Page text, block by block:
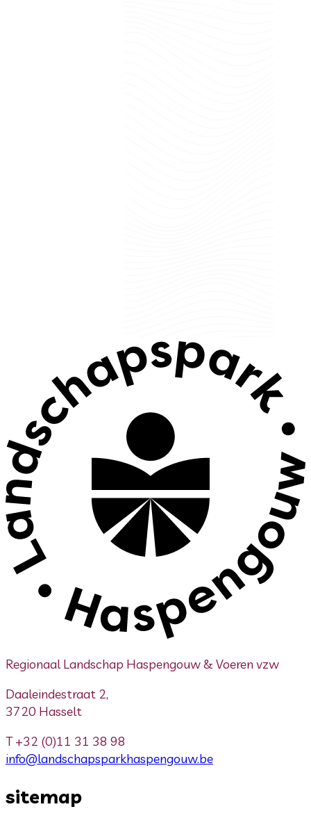
Regionaal Landschap Haspengouw & Voeren vzw
Daaleindestraat 2,
3720 Hasselt
T+32 (0)11 31 38 98
info@landschapsparkhaspengouw.be
sitemap